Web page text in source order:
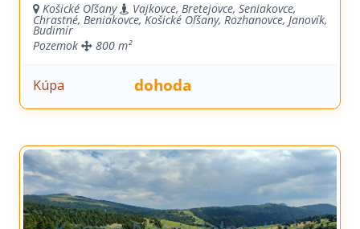
Košické Oľšany Vajkovce, Bretejovce, Seniakovce,
Chrastné, Beniakovce, Košické Oľšany, Rozhanovce, Janovík,
Budimír
Pozemok
800 m²
Kúpa dohoda